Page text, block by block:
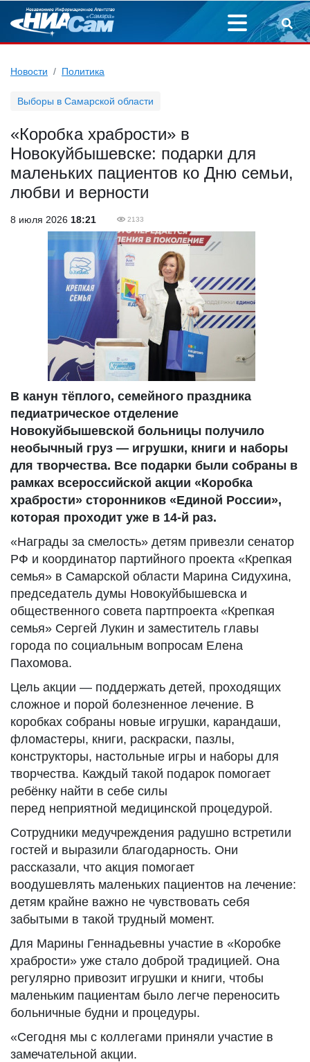
Новости Политика
Выборы в Самарской области
«Коробка храбрости» в
Новокуйбышевске: подарки для
маленьких пациентов ко Дню семьи,
любви и верности
8 июля 2026 18:21 2133
В канун тёплого, семейного праздника
педиатрическое отделение
Новокуйбышевской больницы получило
необычный груз — игрушки, книги и наборы
для творчества. Все подарки были собраны в
рамках всероссийской акции «Коробка
храбрости» сторонников «Единой России»,
которая проходит уже в 14-й раз.
«Награды за смелость» детям привезли сенатор
РФ и координатор партийного проекта «Крепкая
семья» в Самарской области Марина Сидухина,
председатель думы Новокуйбышевска и
общественного совета партпроекта «Крепкая
семья» Сергей Лукин и заместитель главы
города по социальным вопросам Елена
Пахомова.
Цель акции — поддержать детей, проходящих
сложное и порой болезненное лечение. В
коробках собраны новые игрушки, карандаши,
фломастеры, книги, раскраски, пазлы,
конструкторы, настольные игры и наборы для
творчества. Каждый такой подарок помогает
ребёнку найти в себе силы
перед неприятной медицинской процедурой.
Сотрудники медучреждения радушно встретили
гостей и выразили благодарность. Они
рассказали, что акция помогает
воодушевлять маленьких пациентов на лечение:
детям крайне важно не чувствовать себя
забытыми в такой трудный момент.
Для Марины Геннадьевны участие в «Коробке
храбрости» уже стало доброй традицией. Она
регулярно привозит игрушки и книги, чтобы
маленьким пациентам было легче переносить
больничные будни и процедуры.
«Сегодня мы с коллегами приняли участие в
замечательной акции.